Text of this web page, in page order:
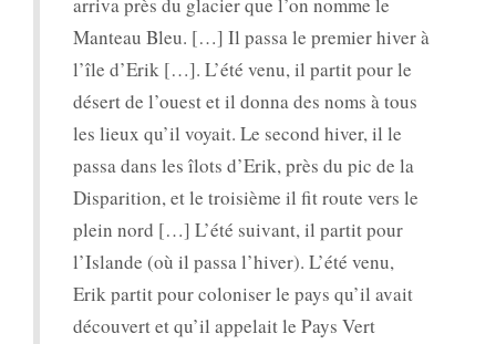
arriva près du glacier que l’on nomme le
Manteau Bleu. […] Il passa le premier hiver à
l’île d’Erik […]. L’été venu, il partit pour le
désert de l’ouest et il donna des noms à tous
les lieux qu’il voyait. Le second hiver, il le
passa dans les îlots d’Erik, près du pic de la
Disparition, et le troisième il fit route vers le
plein nord […] L’été suivant, il partit pour
l’Islande (où il passa l’hiver). L’été venu,
Erik partit pour coloniser le pays qu’il avait
découvert et qu’il appelait le Pays Vert